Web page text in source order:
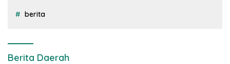
berita
Berita Daerah